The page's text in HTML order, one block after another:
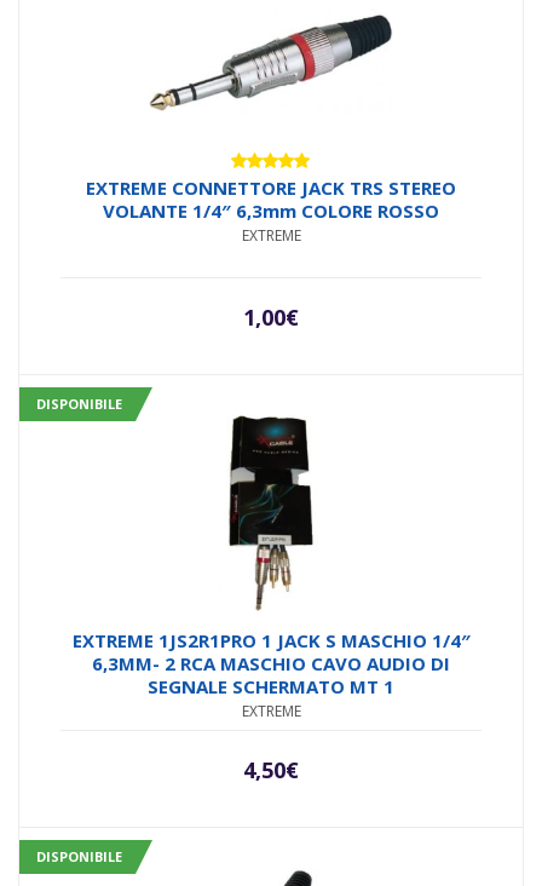
Valutato
5.00su 5
EXTREME CONNETTORE JACK TRS STEREO
VOLANTE 1/4″ 6,3mm COLORE ROSSO
EXTREME
1,00€
DISPONIBILE
EXTREME 1JS2R1PRO 1 JACK S MASCHIO 1/4″
6,3MM- 2 RCA MASCHIO CAVO AUDIO DI
SEGNALE SCHERMATO MT 1
EXTREME
4,50€
DISPONIBILE